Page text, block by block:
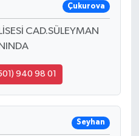
Çukurova
CAD.SÜLEYMAN
940 98 01
Seyhan